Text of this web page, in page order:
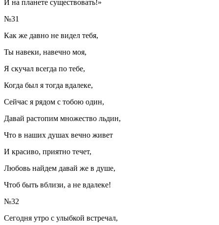
И на планете существовать!»
№31
Как же давно не видел тебя,
Ты навеки, навечно моя,
Я скучал всегда по тебе,
Когда был я тогда вдалеке,
Сейчас я рядом с тобою один,
Давай растопим множество льдин,
Что в наших душах вечно живет
И красиво, приятно течет,
Любовь найдем давай же в душе,
Чтоб быть вблизи, а не вдалеке!
№32
Сегодня утро с улыбкой встречал,